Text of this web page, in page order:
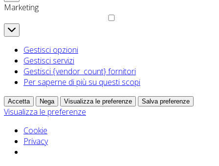
Marketing
Marketing
Gestisci opzioni
Gestisci servizi
Gestisci {vendor_count} fornitori
Per saperne di più su questi scopi
Accetta Nega Visualizza le preferenze Salva preferenze
Visualizza le preferenze
Cookie
Privacy